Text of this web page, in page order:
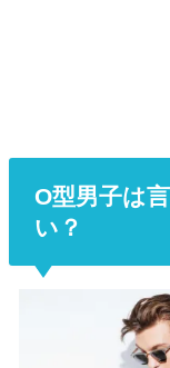
O型男子は
い？